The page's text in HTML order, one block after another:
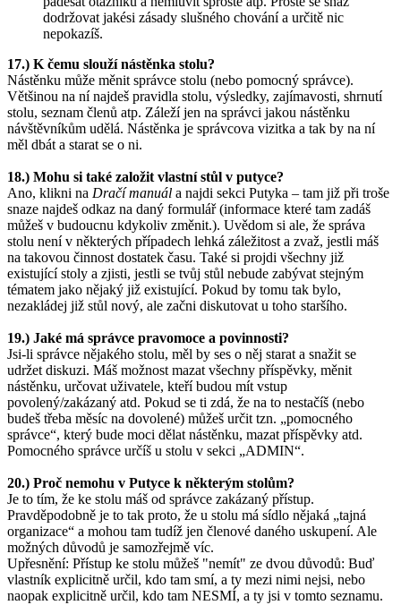
dodržovat jakési zásady slušného chování a určitě nic
nepokazíš.
17.) K čemu slouží nástěnka stolu?
Nástěnku může měnit správce stolu (nebo pomocný správce).
Většinou na ní najdeš pravidla stolu, výsledky, zajímavosti, shrnutí
stolu, seznam členů atp. Záleží jen na správci jakou nástěnku
návštěvníkům udělá. Nástěnka je správcova vizitka a tak by na ní
měl dbát a starat se o ni.
18.) Mohu si také založit vlastní stůl v putyce?
Ano, klikni na Dračí manuál a najdi sekci Putyka – tam již při troše
snaze najdeš odkaz na daný formulář (informace které tam zadáš
můžeš v budoucnu kdykoliv změnit.). Uvědom si ale, že správa
stolu není v některých případech lehká záležitost a zvaž, jestli máš
na takovou činnost dostatek času. Také si projdi všechny již
existující stoly a zjisti, jestli se tvůj stůl nebude zabývat stejným
tématem jako nějaký již existující. Pokud by tomu tak bylo,
nezakládej již stůl nový, ale začni diskutovat u toho staršího.
19.) Jaké má správce pravomoce a povinnosti?
Jsi-li správce nějakého stolu, měl by ses o něj starat a snažit se
udržet diskuzi. Máš možnost mazat všechny příspěvky, měnit
nástěnku, určovat uživatele, kteří budou mít vstup
povolený/zakázaný atd. Pokud se ti zdá, že na to nestačíš (nebo
budeš třeba měsíc na dovolené) můžeš určit tzn. „pomocného
správce“, který bude moci dělat nástěnku, mazat příspěvky atd.
Pomocného správce určíš u stolu v sekci „ADMIN“.
20.) Proč nemohu v Putyce k některým stolům?
Je to tím, že ke stolu máš od správce zakázaný přístup.
Pravděpodobně je to tak proto, že u stolu má sídlo nějaká „tajná
organizace“ a mohou tam tudíž jen členové daného uskupení. Ale
možných důvodů je samozřejmě víc.
Upřesnění: Přístup ke stolu můžeš "nemít" ze dvou důvodů: Buď
vlastník explicitně určil, kdo tam smí, a ty mezi nimi nejsi, nebo
naopak explicitně určil, kdo tam NESMÍ, a ty jsi v tomto seznamu.